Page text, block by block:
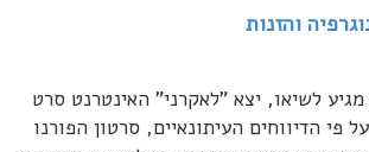
והזנות
לשיאו, יצא "לאקרני" האינטרנט סרט
הדיווחים העיתונאיים, סרטון הפורנו